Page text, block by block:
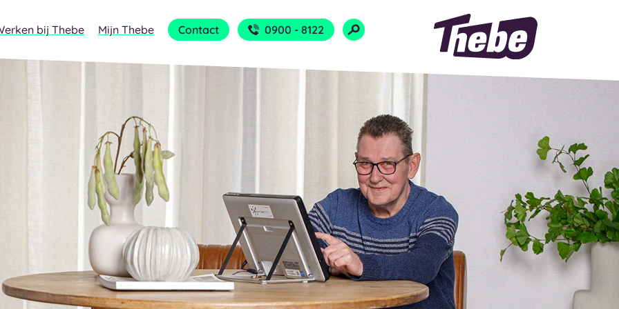
bij Thebe Mijn Thebe Contact 0900 - 8122 Naar homepage